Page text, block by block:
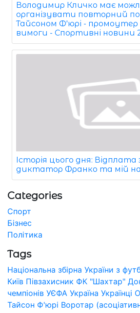
Володимир Кличко має
організувати повторний
Тайсоном Ф'юрі - промоутер
вимоги - Спортивні новини
Історія цього дня: Відплата
диктатор Франко та мій
Categories
Спорт
Бізнес
Політика
Tags
Національна збірна України з
Київ Півзахисник ФК "Шахтар"
чемпіонів УЄФА Україна Українці
Тайсон Ф'юрі Воротар